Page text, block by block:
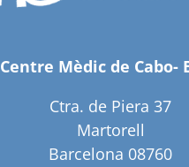
Centre Mèdic de Cabo-
Ctra. de Piera 37
Martorell
Barcelona 08760